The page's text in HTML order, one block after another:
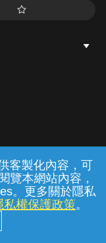
客製化內容，可
覽本網站內容，
。更多關於隱私
私權保護政策。
條款 隱私權保護
家庭分公司
© 2026